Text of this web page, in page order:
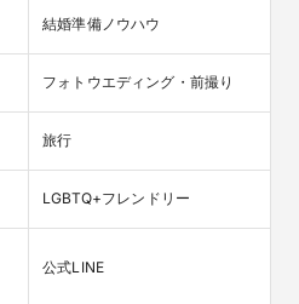
結婚準備ノウハウ
フォトウエディング・前撮り
旅行
LGBTQ+フレンドリー
公式LINE